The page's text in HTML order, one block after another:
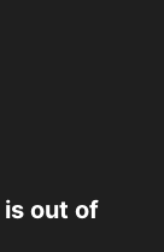
out of